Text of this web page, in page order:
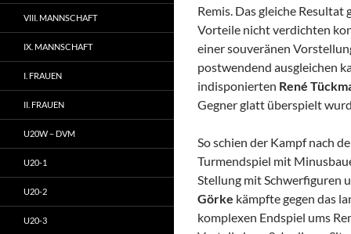
Remis. Das gleiche Resultat
Vorteile nicht verdichten
einer souveränen
postwendend ausgleichen
indisponierten René
Gegner glatt überspielt
So schien der Kampf nach
Turmendspiel mit
Stellung mit Schwerfiguren
Görke kämpfte gegen das
komplexen Endspiel ums
VIII. MANNSCHAFT
IX. MANNSCHAFT
I. FRAUEN
II. FRAUEN
U20W – DVM
U20-1
U20-2
U20-3